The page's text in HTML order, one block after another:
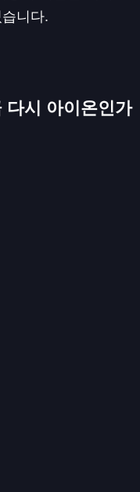
니다.
다시 아이온인가